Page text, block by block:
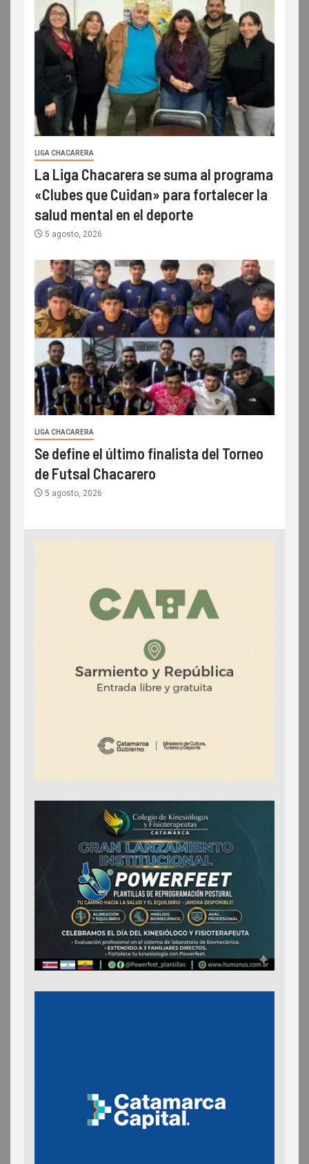
LIGA CHACARERA
La Liga Chacarera se suma al programa
«Clubes que Cuidan» para fortalecer la
salud mental en el deporte
5 agosto, 2026
LIGA CHACARERA
Se define el último finalista del Torneo
de Futsal Chacarero
5 agosto, 2026